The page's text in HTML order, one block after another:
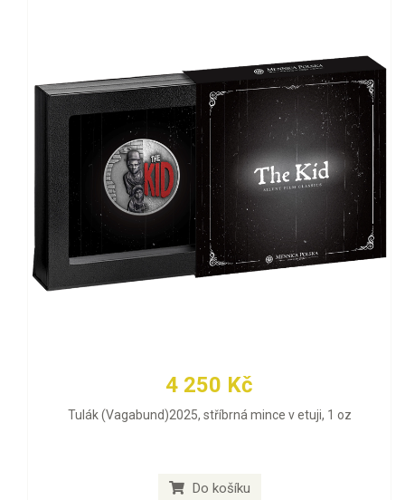
4 250 Kč
Tulák (Vagabund)2025, stříbrná mince v etuji, 1 oz
Do košíku